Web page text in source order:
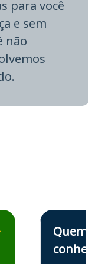
para você
e sem
não
Concursos emEstudante Elais
Quem
conhece,